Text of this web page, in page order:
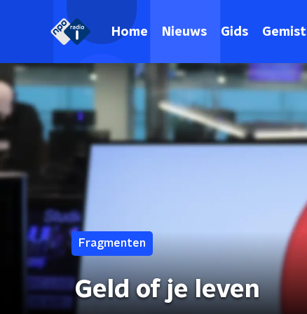
Home Nieuws Gids Gemist
Fragmenten
Geld of je leven